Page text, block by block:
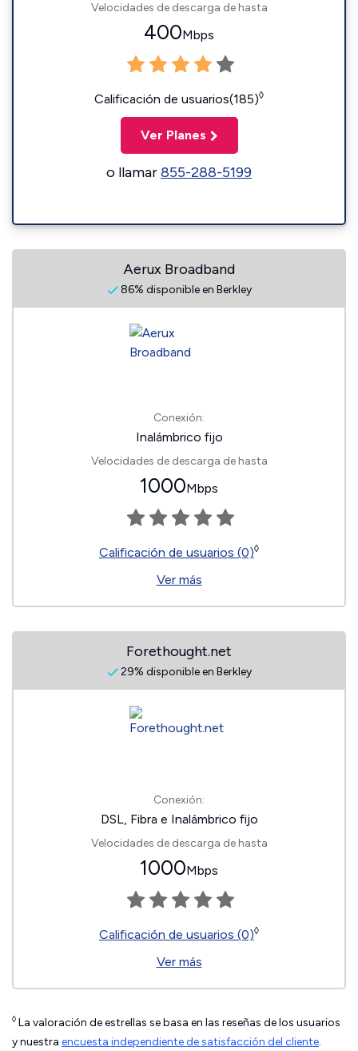
Velocidades de descarga de hasta
400Mbps
Calificación de usuarios(185)◊
Ver Planes
o llamar855-288-5199
Aerux Broadband
86% disponible en Berkley
Conexión:
Inalámbrico fijo
Velocidades de descarga de hasta
1000Mbps
Calificación de usuarios (0)◊
Ver más
Forethought.net
29% disponible en Berkley
Conexión:
DSL, Fibra e Inalámbrico fijo
Velocidades de descarga de hasta
1000Mbps
Calificación de usuarios (0)◊
Ver más
◊ La valoración de estrellas se basa en las reseñas de los usuarios
y nuestra encuesta independiente de satisfacción del cliente.